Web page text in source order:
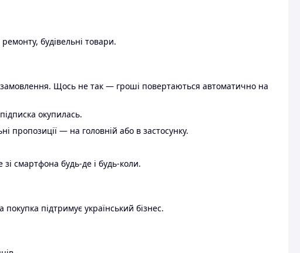
будівельні товари.
Щось не так — гроші повертаються автоматично на
окупилась.
— на головній або в застосунку.
смартфона будь-де і будь-коли.
підтримує український бізнес.